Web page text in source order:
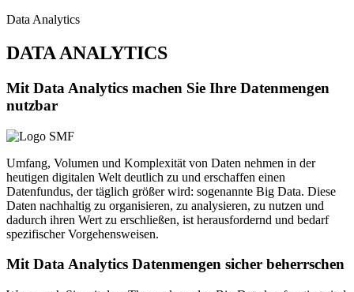
Data Analytics
DATA ANALYTICS
Mit Data Analytics machen Sie Ihre Datenmengen
nutzbar
Umfang, Volumen und Komplexität von Daten nehmen in der
heutigen digitalen Welt deutlich zu und erschaffen einen
Datenfundus, der täglich größer wird: sogenannte Big Data. Diese
Daten nachhaltig zu organisieren, zu analysieren, zu nutzen und
dadurch ihren Wert zu erschließen, ist herausfordernd und bedarf
spezifischer Vorgehensweisen.
Mit Data Analytics Datenmengen sicher beherrschen